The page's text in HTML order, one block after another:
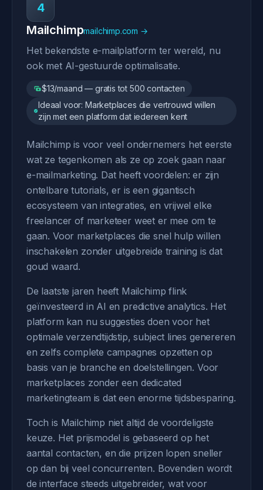
4
Mailchimpmailchimp.com →
Het bekendste e-mailplatform ter wereld, nu
ook met AI-gestuurde optimalisatie.
$13/maand — gratis tot 500 contacten
Ideaal voor: Marketplaces die vertrouwd willen
zijn met een platform dat iedereen kent
Mailchimp is voor veel ondernemers het eerste
wat ze tegenkomen als ze op zoek gaan naar
e-mailmarketing. Dat heeft voordelen: er zijn
ontelbare tutorials, er is een gigantisch
ecosysteem van integraties, en vrijwel elke
freelancer of marketeer weet er mee om te
gaan. Voor marketplaces die snel hulp willen
inschakelen zonder uitgebreide training is dat
goud waard.
De laatste jaren heeft Mailchimp flink
geïnvesteerd in AI en predictive analytics. Het
platform kan nu suggesties doen voor het
optimale verzendtijdstip, subject lines genereren
en zelfs complete campagnes opzetten op
basis van je branche en doelstellingen. Voor
marketplaces zonder een dedicated
marketingteam is dat een enorme tijdsbesparing.
Toch is Mailchimp niet altijd de voordeligste
keuze. Het prijsmodel is gebaseerd op het
aantal contacten, en die prijzen lopen sneller
op dan bij veel concurrenten. Bovendien wordt
de interface steeds uitgebreider, wat voor